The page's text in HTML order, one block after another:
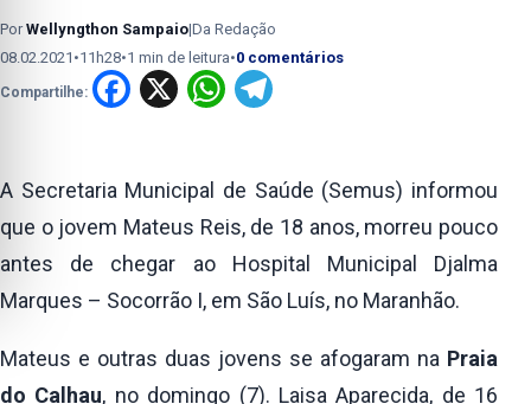
PorWellyngthon Sampaio|Da Redação
08.02.2021 •11h28•1 min de leitura•0 comentários
Compartilhe: Facebook
X WhatsApp
A Secretaria Municipal de Saúde (Semus) informou
que o jovem Mateus Reis, de 18 anos, morreu pouco
antes de chegar ao Hospital Municipal Djalma
Marques – Socorrão I, em São Luís, no Maranhão.
Mateus e outras duas jovens se afogaram na Praia
do Calhau, no domingo (7). Laisa Aparecida, de 16